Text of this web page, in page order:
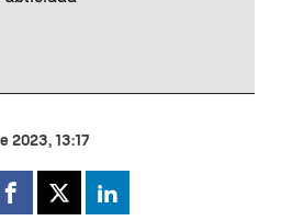
2023, 13:17
Facebook
X Linkedin